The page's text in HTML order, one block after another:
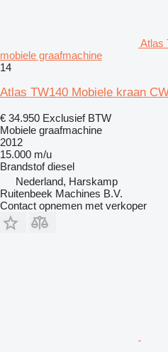
Atlas
mobiele graafmachine
14
Atlas TW140 Mobiele kraan
€ 34.950 Exclusief BTW
Mobiele graafmachine
2012
15.000 m/u
Brandstof diesel
Nederland, Harskamp
Ruitenbeek Machines B.V.
Contact opnemen met verkoper